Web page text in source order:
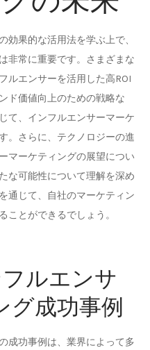
効果的な活用法を学ぶ上で、
非常に重要です。さまざまな
ルエンサーを活用した高ROI
ド価値向上のための戦略な
て、インフルエンサーマーケ
。さらに、テクノロジーの進
マーケティングの展望につい
な可能性について理解を深め
通じて、自社のマーケティン
ことができるでしょう。
ルエンサ
グ成功事例
成功事例は、業界によって多